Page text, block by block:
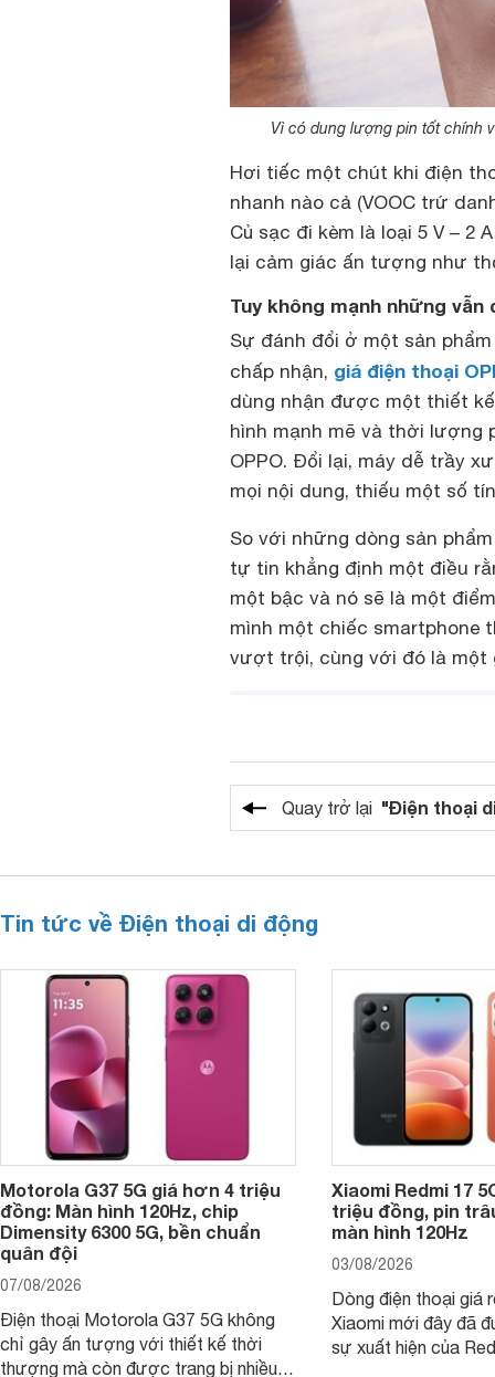
Vì có dung lượng pin tốt chính
Hơi tiếc một chút khi điện
nhanh nào cả (VOOC trứ
Củ sạc đi kèm là loại 5 V – 2
lại cảm giác ấn tượng như
Tuy không mạnh những
Sự đánh đổi ở một sản
chấp nhận, giá điện thoại
dùng nhận được một thiết
hình mạnh mẽ và thời lượng
OPPO. Đổi lại, máy dễ trầy
mọi nội dung, thiếu một số
So với những dòng sản
tự tin khẳng định một điều
một bậc và nó sẽ là một
mình một chiếc smartphone
vượt trội, cùng với đó là một
Quay trở lại "Điện thoại
Tin tức về Điện thoại di động
Motorola G37 5G giá hơn 4 triệu
đồng: Màn hình 120Hz, chip
Dimensity 6300 5G, bền chuẩn
quân đội
07/08/2026
Điện thoại Motorola G37 5G không
chỉ gây ấn tượng với thiết kế thời
thượng mà còn được trang bị nhiều
Xiaomi Redmi 17
triệu đồng, pin
màn hình 120Hz
03/08/2026
Dòng điện thoại giá
Xiaomi mới đây đã
sự xuất hiện của